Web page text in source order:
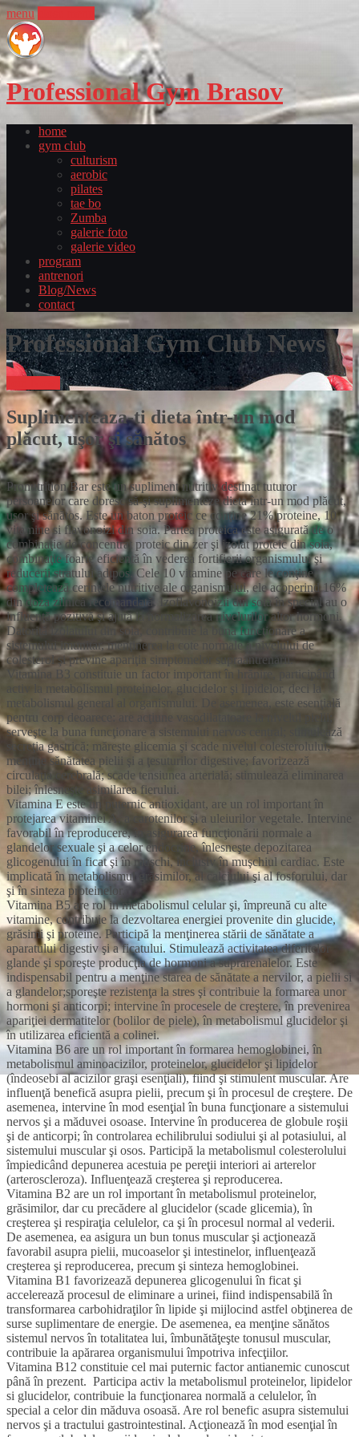
menu
Professional Gym Brasov
home
gym club
culturism
aerobic
pilates
tae bo
Zumba
galerie foto
galerie video
program
antrenori
Blog/News
contact
Professional Gym Club News
Suplimenteaza-ti dieta într-un mod
plăcut, uşor şi sănătos
Pronutrition Bar este un supliment nutritiv destinat tuturor
persoanelor care doresc să-şi suplimenteze dieta într-un mod plăcut,
uşor şi sănătos. Este un baton proteic ce conţine 21% proteine, 10
vitamine si flavonoizi din soia. Partea proteica este asigurată de o
combinaţie de concentrat proteic din zer şi izolat proteic din soia,
combinaţie foarte eficientă în vederea fortifierii organismului şi
reducerii stratului adipos. Cele 10 vitamine pe care le conţine
completează cerinţele nutritive ale organismului, ele acoperind 16%
din doza zilnică recomandată. Izoflavonoizii din soia în special au o
influenţă pozitivă şi ajută la normalizarea nivelurilor altor hormoni.
Datorită izolatului din soia, contribuie la buna funcţionare a
sistemului imunitar, menţinerea la cote normale a nivelului de
colesterol şi previne apariţia simptomelor supraantrenării.
Vitamina B3 constituie un factor important în hrănire, participând
activ la metabolismul proteinelor, glucidelor şi lipidelor, deci la
metabolismul general al organismului. De asemenea, este esenţială
pentru corp deoarece: are acţiune vasodilatatoare la nivelul pielii;
serveşte la buna funcţionare a sistemului nervos central; stimulează
secreţia gastrică; măreşte glicemia şi scade nivelul colesterolului;
menţine sănătatea pielii şi a ţesuturilor digestive; favorizează
circulaţia cerebrală; scade tensiunea arterială; stimulează eliminarea
bilei; înlesneşte asimilarea fierului.
Vitamina E este un puternic antioxidant, are un rol important în
protejarea vitaminei A, a carotenilor şi a uleiurilor vegetale. Intervine
favorabil în reproducere, în asigurarea funcţionării normale a
glandelor sexuale şi a celor endocrine, înlesneşte depozitarea
glicogenului în ficat şi în muşchi, inclusiv în muşchiul cardiac. Este
implicată în metabolismul grăsimilor, al calciului şi al fosforului, dar
şi în sinteza proteinelor.
Vitamina B5 are rol in metabolismul celular şi, împreună cu alte
vitamine, contribuie la dezvoltarea energiei provenite din glucide,
grăsimi şi proteine. Participă la menţinerea stării de sănătate a
aparatului digestiv şi a ficatului. Stimulează activitatea diferitelor
glande şi sporeşte producţia de hormoni a suprarenalelor. Este
indispensabil pentru a menţine starea de sănătate a nervilor, a pielii si
a glandelor;sporeşte rezistenţa la stres şi contribuie la formarea unor
hormoni şi anticorpi; intervine în procesele de creştere, în prevenirea
apariţiei dermatitelor (bolilor de piele), în metabolismul glucidelor şi
în utilizarea eficientă a colinei.
Vitamina B6 are un rol important în formarea hemoglobinei, în
metabolismul aminoacizilor, proteinelor, glucidelor şi lipidelor
(îndeosebi al acizilor graşi esenţiali), fiind şi stimulent muscular. Are
influenţă benefică asupra pielii, precum şi în procesul de creştere. De
asemenea, intervine în mod esenţial în buna funcţionare a sistemului
nervos şi a măduvei osoase. Intervine în producerea de globule roşii
şi de anticorpi; în controlarea echilibrului sodiului şi al potasiului, al
sistemului muscular şi osos. Participă la metabolismul colesterolului
împiedicând depunerea acestuia pe pereţii interiori ai arterelor
(arteroscleroza). Influenţează creşterea şi reproducerea.
Vitamina B2 are un rol important în metabolismul proteinelor,
grăsimilor, dar cu precădere al glucidelor (scade glicemia), în
creşterea şi respiraţia celulelor, ca şi în procesul normal al vederii.
De asemenea, ea asigura un bun tonus muscular şi acţionează
favorabil asupra pielii, mucoaselor şi intestinelor, influenţează
creşterea şi reproducerea, precum şi sinteza hemoglobinei.
Vitamina B1 favorizează depunerea glicogenului în ficat şi
accelerează procesul de eliminare a urinei, fiind indispensabilă în
transformarea carbohidraţilor în lipide şi mijlocind astfel obţinerea de
surse suplimentare de energie. De asemenea, ea menţine sănătos
sistemul nervos în totalitatea lui, îmbunătăţeşte tonusul muscular,
contribuie la apărarea organismului împotriva infecţiilor.
Vitamina B12 constituie cel mai puternic factor antianemic cunoscut
până în prezent. Participa activ la metabolismul proteinelor, lipidelor
si glucidelor, contribuie la funcţionarea normală a celulelor, în
special a celor din măduva osoasă. Are rol benefic asupra sistemului
nervos şi a tractului gastrointestinal. Acţionează în mod esenţial în